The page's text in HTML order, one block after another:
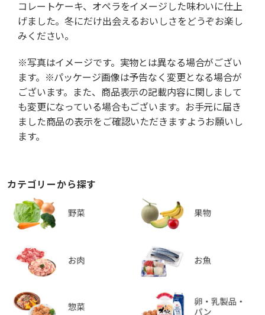
コレートケーキ、オペラをイメージした味わいに仕上
げました。冬にだけ出会えるおいしさをどうぞお楽し
みください。
※写真はイメージです。実物とは異なる場合がござい
ます。※パッケージ画像は予告なく変更となる場合が
ございます。また、商品表示の記載内容に関しまして
も変更になっている場合もございます。お手元に届き
ました商品の表示をご確認いただきますようお願いし
ます。
カテゴリーから探す